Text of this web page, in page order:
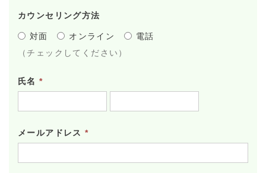
カウンセリング方法
対面 オンライン
電話
（チェックしてください）
氏名*
メールアドレス*